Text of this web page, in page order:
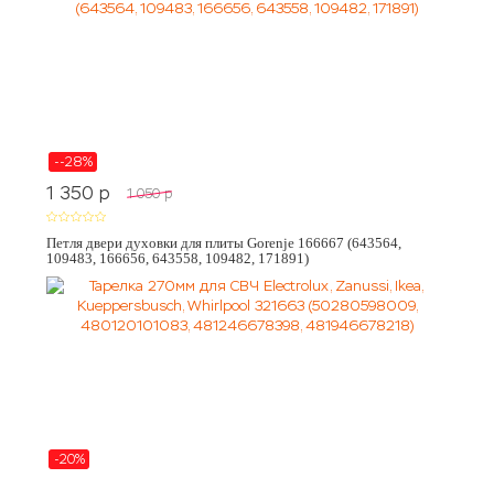
--28%
1 350 p 1 050 p
Петля двери духовки для плиты Gorenje 166667 (643564,
109483, 166656, 643558, 109482, 171891)
-20%